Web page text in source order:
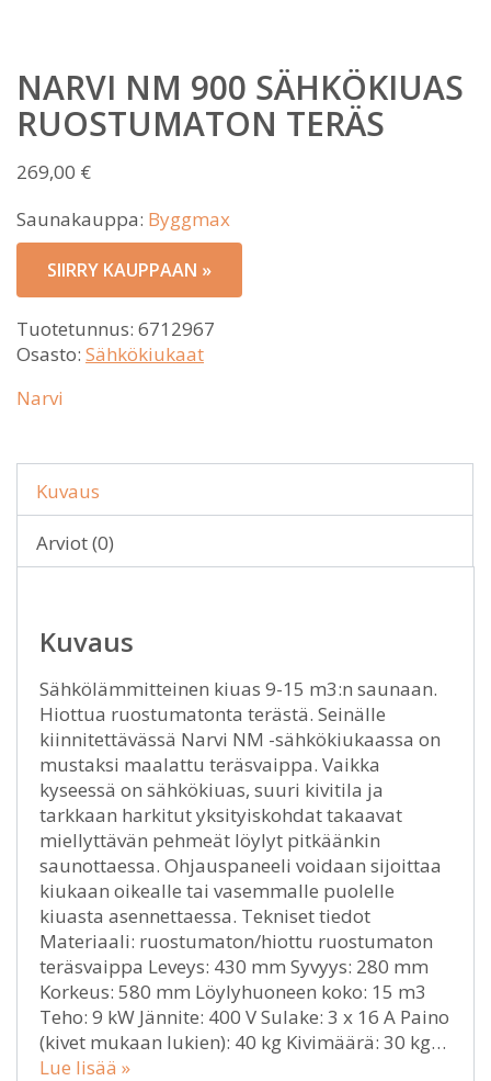
NARVI NM 900 SÄHKÖKIUAS
RUOSTUMATON TERÄS
269,00 €
Saunakauppa: Byggmax
SIIRRY KAUPPAAN »
Tuotetunnus: 6712967
Osasto: Sähkökiukaat
Narvi
Kuvaus
Arviot (0)
Kuvaus
Sähkölämmitteinen kiuas 9-15 m3:n saunaan.
Hiottua ruostumatonta terästä. Seinälle
kiinnitettävässä Narvi NM -sähkökiukaassa on
mustaksi maalattu teräsvaippa. Vaikka
kyseessä on sähkökiuas, suuri kivitila ja
tarkkaan harkitut yksityiskohdat takaavat
miellyttävän pehmeät löylyt pitkäänkin
saunottaessa. Ohjauspaneeli voidaan sijoittaa
kiukaan oikealle tai vasemmalle puolelle
kiuasta asennettaessa. Tekniset tiedot
Materiaali: ruostumaton/hiottu ruostumaton
teräsvaippa Leveys: 430 mm Syvyys: 280 mm
Korkeus: 580 mm Löylyhuoneen koko: 15 m3
Teho: 9 kW Jännite: 400 V Sulake: 3 x 16 A Paino
(kivet mukaan lukien): 40 kg Kivimäärä: 30 kg…
Lue lisää »